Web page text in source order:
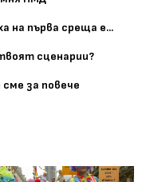
на първа среща е...
сценарии?
за повече